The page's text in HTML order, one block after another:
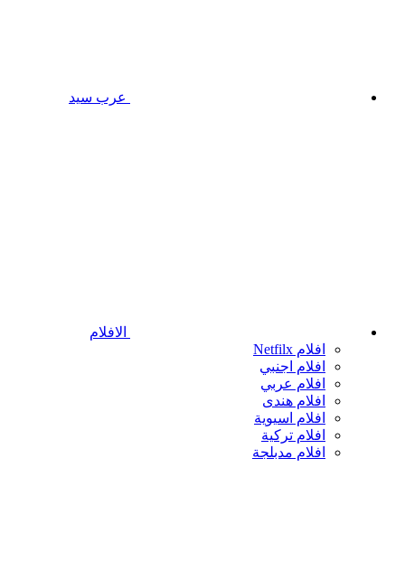
عرب سيد
الافلام
افلام Netfilx
افلام اجنبي
افلام عربي
افلام هندى
افلام اسيوية
افلام تركية
افلام مدبلجة